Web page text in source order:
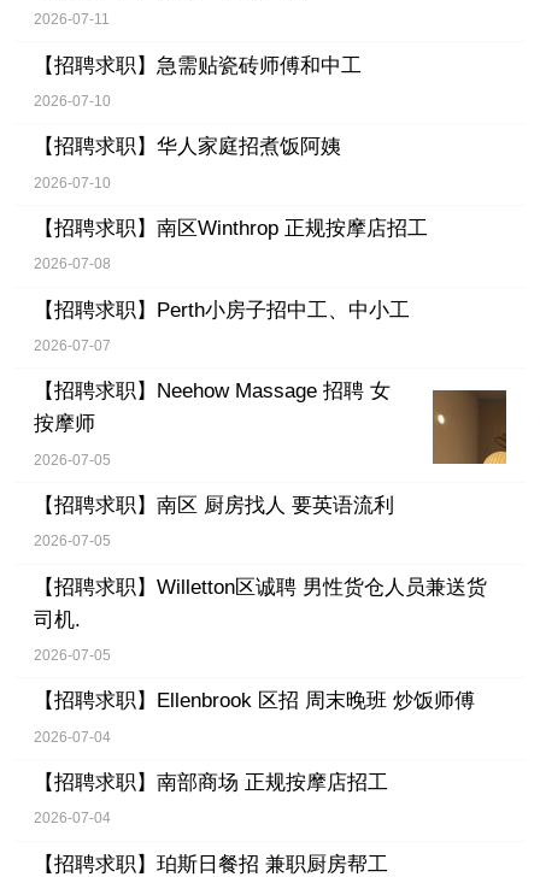
2026-07-11
【招聘求职】 急需贴瓷砖师傅和中工
2026-07-10
【招聘求职】 华人家庭招煮饭阿姨
2026-07-10
【招聘求职】 南区Winthrop 正规按摩店招工
2026-07-08
【招聘求职】 Perth小房子招中工、中小工
2026-07-07
【招聘求职】
Neehow Massage 招聘 女
按摩师
2026-07-05
【招聘求职】 南区 厨房找人 要英语流利
2026-07-05
【招聘求职】 Willetton区诚聘 男性货仓人员兼送货
司机.
2026-07-05
【招聘求职】 Ellenbrook 区招 周末晚班 炒饭师傅
2026-07-04
【招聘求职】 南部商场 正规按摩店招工
2026-07-04
【招聘求职】 珀斯日餐招 兼职厨房帮工